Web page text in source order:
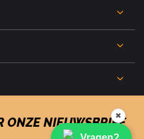
ONZE NIEUWSBRIEF
✖